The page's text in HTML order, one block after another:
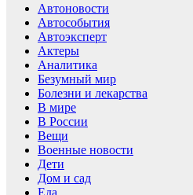
Автоновости
Автособытия
Автоэксперт
Актеры
Аналитика
Безумный мир
Болезни и лекарства
В мире
В России
Вещи
Военные новости
Дети
Дом и сад
Еда